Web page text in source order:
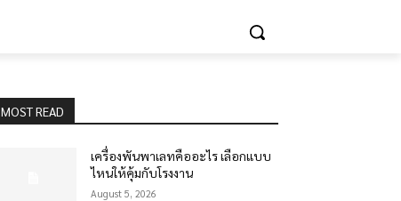
MOST READ
เครื่องพันพาเลทคืออะไร เลือกแบบ
ไหนให้คุ้มกับโรงงาน
August 5, 2026